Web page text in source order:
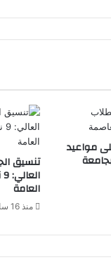
مواعيد
العامة
منذ 16 ساعة